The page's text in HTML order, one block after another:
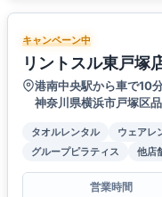
キャンペーン中
リントスル東戸塚
港南中央駅から車で10
神奈川県横浜市戸塚区
タオルレンタル ウェアレ
グループピラティス
他店
営業時間